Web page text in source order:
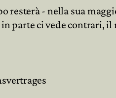
resterà - nella sua
parte ci vede contrari,